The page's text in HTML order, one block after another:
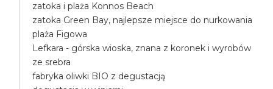
zatoka i plaża Konnos Beach
zatoka Green Bay, najlepsze miejsce do nurkowania
plaża Figowa
Lefkara - górska wioska, znana z koronek i wyrobów
ze srebra
fabryka oliwki BIO z degustacją